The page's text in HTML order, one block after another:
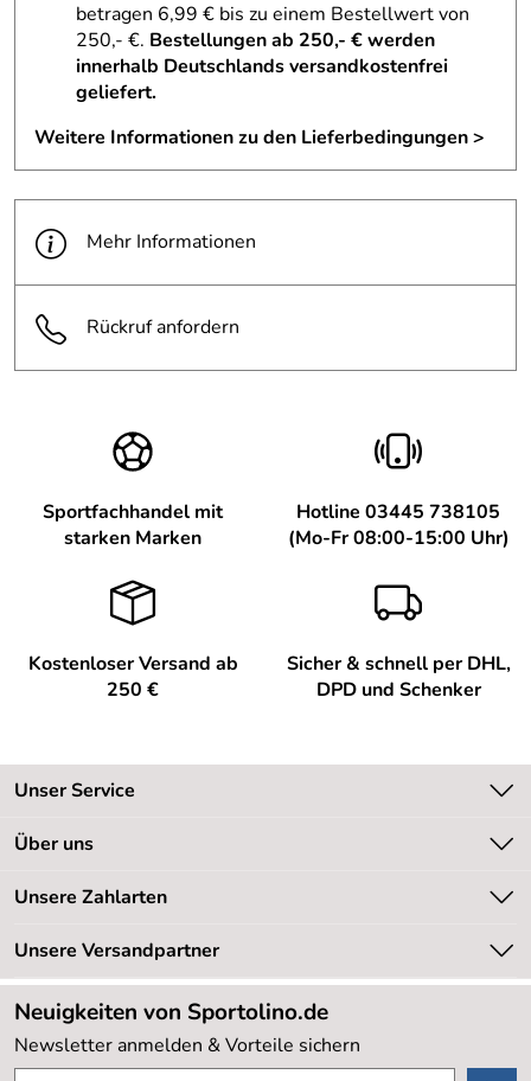
Michael
*****
Verifizierte Bewertung
Schnelle Lieferung, Ware wie beschrieben. Guter Preis.
Alles gut.
Kaufdatum: 31.03.2022
Bewertungsdatum: 13.04.2022
Verifizierte Bewertung
Sehr guter Rucksack, passt gut für ein 8jähriges Kind.
Kaufdatum: 29.08.2021
Bewertungsdatum: 09.09.2021
Verifizierte Bewertung
Typisch Deuter halt :-)
Kaufdatum: 17.04.2021
Bewertungsdatum: 27.04.2021
betragen 6,99 € bis zu einem Bestellwert von
250,- €. Bestellungen ab 250,- € werden
innerhalb Deutschlands versandkostenfrei
geliefert.
Weitere Informationen zu den Lieferbedingungen >
Mehr Informationen
Rückruf anfordern
Sportfachhandel mit
starken Marken
Hotline 03445 738105
(Mo-Fr 08:00-15:00 Uhr)
Kostenloser Versand ab
250 €
Sicher & schnell per DHL,
DPD und Schenker
Unser Service
Kontakt
Newsletter
Retourenabwicklung
Lieferbedingungen
Kundenlogin
Über uns
Unsere Bestseller
Neu
Sale %
Kundenbewertungen (20.178)
4,8/5*****
Unsere Zahlarten
Unsere Versandpartner
Neuigkeiten von Sportolino.de
Newsletter anmelden & Vorteile sichern